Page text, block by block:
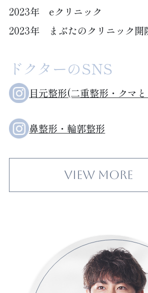
2023年 eクリニック
2023年 まぶたのクリニック開
ドクターのSNS
目元整形(二重整形・クマ
鼻整形・輪郭整形
View More